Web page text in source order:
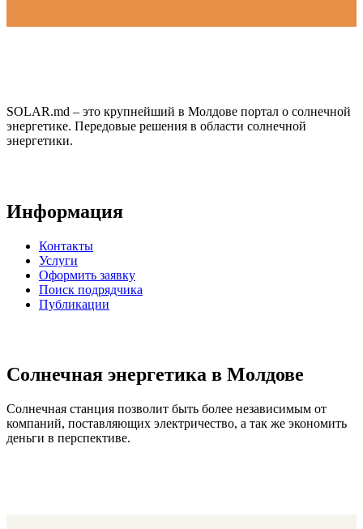
SOLAR.md – это крупнейший в Молдове портал о солнечной
энергетике. Передовые решения в области солнечной
энергетики.
Информация
Контакты
Услуги
Оформить заявку
Поиск подрядчика
Публикации
Солнечная энергетика в Молдове
Солнечная станция позволит быть более независимым от
компаний, поставляющих электричество, а так же экономить
деньги в перспективе.